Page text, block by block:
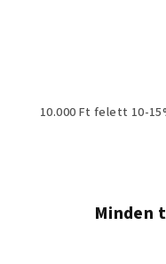
10.000 Ft felett 10-
Minden